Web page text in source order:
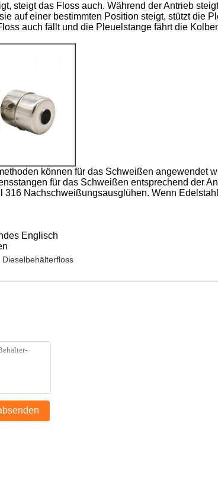
steigt das Floss auch. Während der Antrieb
auf einer bestimmten Position steigt, stützt die
auch fällt und die Pleuelstange fährt die
können für das Schweißen angewendet
für das Schweißen entsprechend der
Nachschweißungsausglühen. Wenn
Englisch
Dieselbehälterfloss